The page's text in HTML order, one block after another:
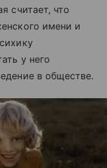
считает, что
имени и
у него
в обществе.